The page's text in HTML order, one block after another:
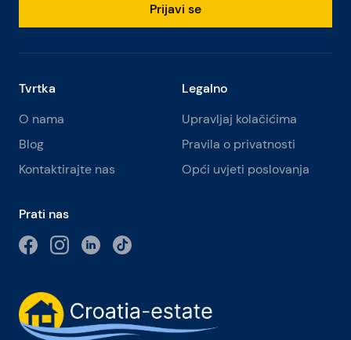
Prijavi se
Tvrtka
O nama
Blog
Kontaktirajte nas
Legalno
Upravljaj kolačićima
Pravila o privatnosti
Opći uvjeti poslovanja
Prati nas